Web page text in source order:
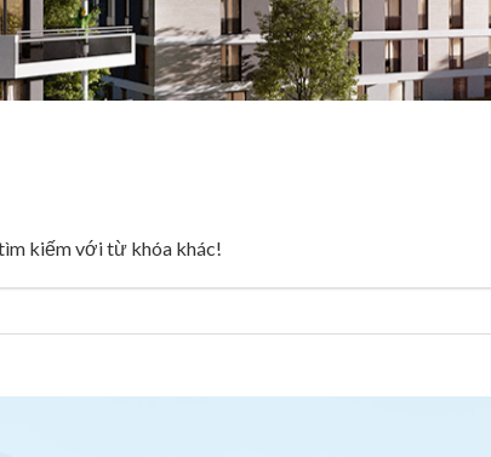
kiếm với từ khóa khác!